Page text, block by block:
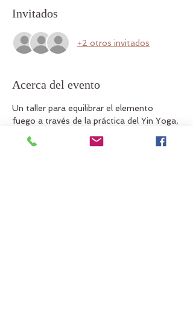
Invitados
+2 otros invitados
Acerca del evento
Un taller para equilibrar el elemento
fuego a través de la práctica del Yin Yoga,
procesos que podemos experiementar en